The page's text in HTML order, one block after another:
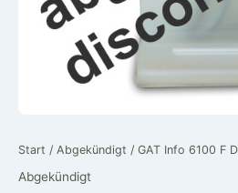
Start / Abgekündigt / GAT Info 6100 F
Abgekündigt